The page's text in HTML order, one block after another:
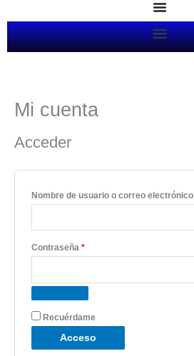
contenido
Mi cuenta
Acceder
Nombre de usuario o correo electrónico
Contraseña *
Obligatorio
Recuérdame
Acceso
Obligatorio